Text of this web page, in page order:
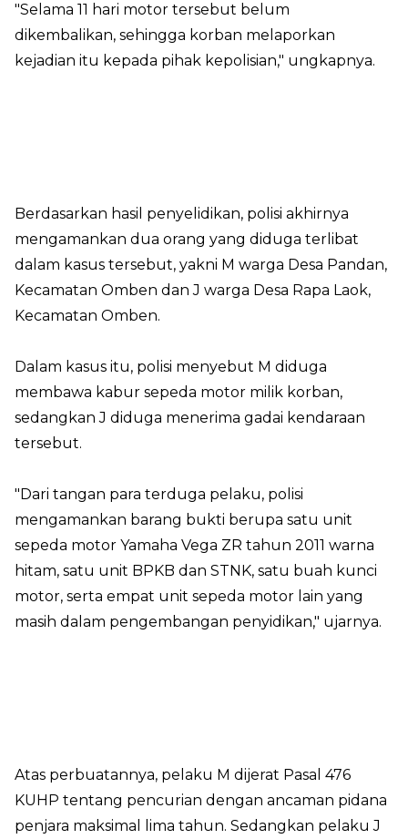
"Selama 11 hari motor tersebut belum
dikembalikan, sehingga korban melaporkan
kejadian itu kepada pihak kepolisian," ungkapnya.
Berdasarkan hasil penyelidikan, polisi akhirnya
mengamankan dua orang yang diduga terlibat
dalam kasus tersebut, yakni M warga Desa Pandan,
Kecamatan Omben dan J warga Desa Rapa Laok,
Kecamatan Omben.
Dalam kasus itu, polisi menyebut M diduga
membawa kabur sepeda motor milik korban,
sedangkan J diduga menerima gadai kendaraan
tersebut.
"Dari tangan para terduga pelaku, polisi
mengamankan barang bukti berupa satu unit
sepeda motor Yamaha Vega ZR tahun 2011 warna
hitam, satu unit BPKB dan STNK, satu buah kunci
motor, serta empat unit sepeda motor lain yang
masih dalam pengembangan penyidikan," ujarnya.
Atas perbuatannya, pelaku M dijerat Pasal 476
KUHP tentang pencurian dengan ancaman pidana
penjara maksimal lima tahun. Sedangkan pelaku J